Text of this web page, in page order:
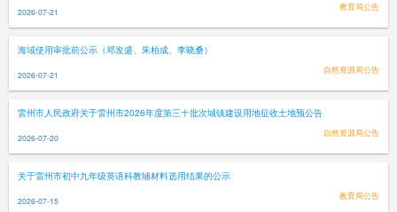
2026-07-21 教育局公告
海域使用审批前公示（邓发盛、朱柏成、李晓桑）
2026-07-21 自然资源局公告
雷州市人民政府关于雷州市2026年度第三十批次城镇建设用地征收土地预公告
2026-07-20 自然资源局公告
关于雷州市初中九年级英语科教辅材料选用结果的公示
2026-07-15 教育局公告